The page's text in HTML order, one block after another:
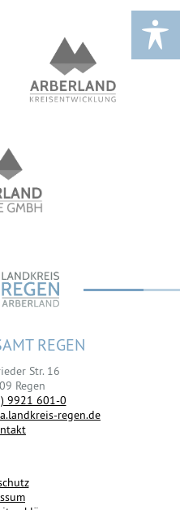
REGEN
Str. 16
Regen
9921 601-0
regen.de